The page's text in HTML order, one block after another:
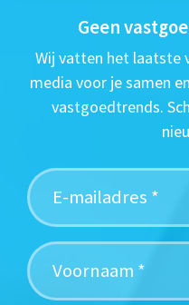
Geen
Wij vatten het laatste
media voor je samen
vastgoedtrends.